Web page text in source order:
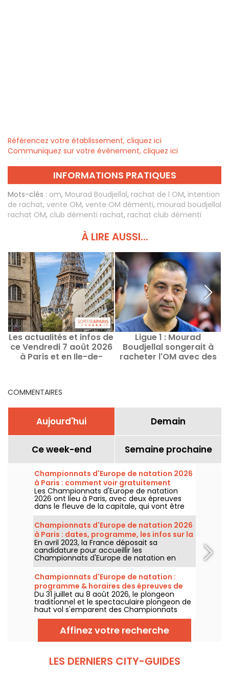
Référencez votre établissement, cliquez ici
Communiquez sur votre évènement, cliquez ici
INFORMATIONS PRATIQUES
Mots-clés : om, Mourad Boudjellal, rachat de l OM, intention
de rachat, vente OM, vente OM démenti, mourad boudjellal
rachat OM, club démenti rachat, rachat club démenti
À LIRE AUSSI...
Les actualités et infos de
ce Vendredi 7 août 2026
à Paris et en Ile-de-
Ligue 1 : Mourad
Boudjellal songerait à
racheter l'OM avec des
COMMENTAIRES
Aujourd'hui Demain
Ce week-end Semaine prochaine
Championnats d'Europe de natation 2026
à Paris : comment voir gratuitement
certaines épreuves ?
Les Championnats d'Europe de natation
2026 ont lieu à Paris, avec deux épreuves
dans le fleuve de la capitale, qui vont être
plus accessibles au grand public ! Comment
observer les compétitions en eau libre et le
plongeon de haut vol, au mois d'août
prochain ?
Championnats d'Europe de natation 2026
à Paris : dates, programme, les infos sur la
compétition
En avril 2023, la France déposait sa
candidature pour accueillir les
Championnats d'Europe de natation en
2026. Du 31 juillet au 16 août, le Centre
Aquatique Olympique vous attend pour
encourager nos nageurs. Voici toutes les
informations à connaître sur la compétition
et les épreuves !
Championnats d'Europe de natation :
programme & horaires des épreuves de
plongeon et de haut vol
Du 31 juillet au 8 août 2026, le plongeon
traditionnel et le spectaculaire plongeon de
haut vol s'emparent des Championnats
d'Europe de natation. Entre le bassin
olympique de Saint-Denis et le cadre
naturel de la Seine, les meilleurs plongeurs
du continent vont s'élancer pour des figures
Affinez votre recherche
LES DERNIERS CITY-GUIDES